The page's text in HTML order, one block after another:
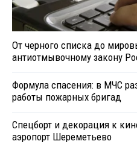
От черного списка до
антиотмывочному закону
Формула спасения: в МЧС
работы пожарных бригад
Спецборт и декорация к
аэропорт Шереметьево